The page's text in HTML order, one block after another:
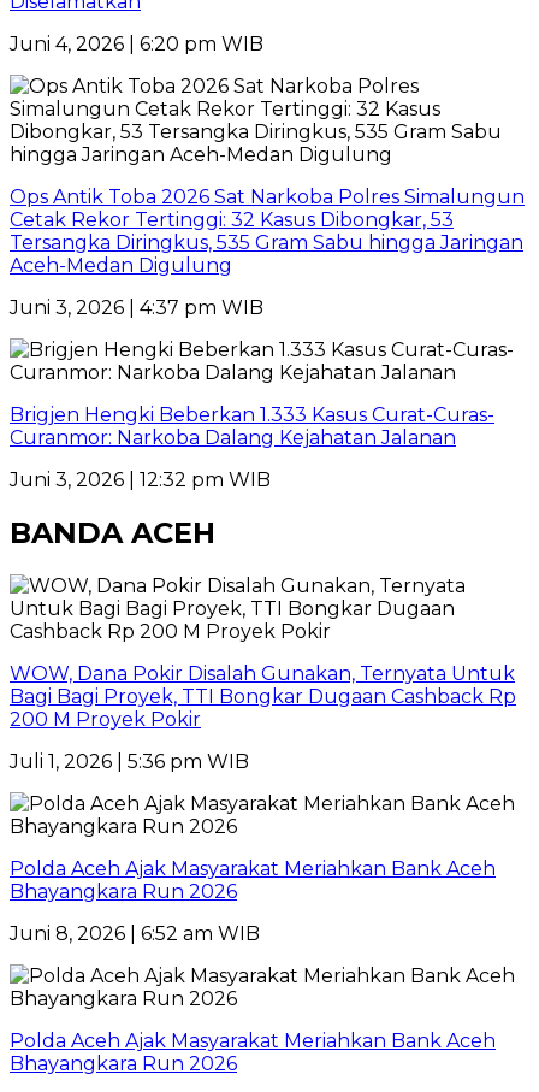
Juni 4, 2026 | 6:20 pm WIB
Ops Antik Toba 2026 Sat Narkoba Polres Simalungun
Cetak Rekor Tertinggi: 32 Kasus Dibongkar, 53
Tersangka Diringkus, 535 Gram Sabu hingga Jaringan
Aceh-Medan Digulung
Juni 3, 2026 | 4:37 pm WIB
Brigjen Hengki Beberkan 1.333 Kasus Curat-Curas-
Curanmor: Narkoba Dalang Kejahatan Jalanan
Juni 3, 2026 | 12:32 pm WIB
BANDA ACEH
WOW, Dana Pokir Disalah Gunakan, Ternyata Untuk
Bagi Bagi Proyek, TTI Bongkar Dugaan Cashback Rp
200 M Proyek Pokir
Juli 1, 2026 | 5:36 pm WIB
Polda Aceh Ajak Masyarakat Meriahkan Bank Aceh
Bhayangkara Run 2026
Juni 8, 2026 | 6:52 am WIB
Polda Aceh Ajak Masyarakat Meriahkan Bank Aceh
Bhayangkara Run 2026